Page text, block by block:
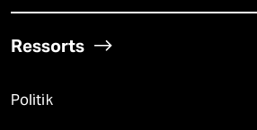
Ressorts
Politik